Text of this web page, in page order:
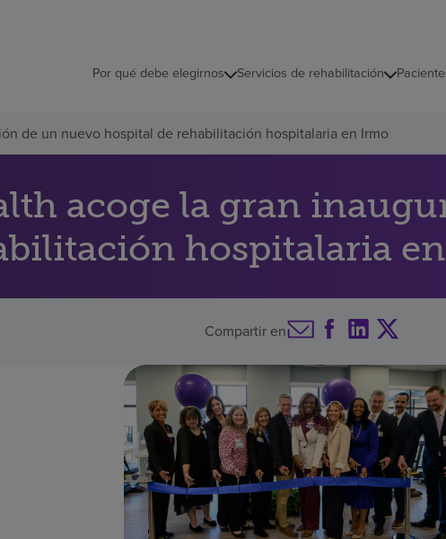
Por qué debe elegirnos Servicios de rehabilitación
de un nuevo hospital de rehabilitación hospitalaria en Irmo
acoge la gran
hospitalaria
Compartir en